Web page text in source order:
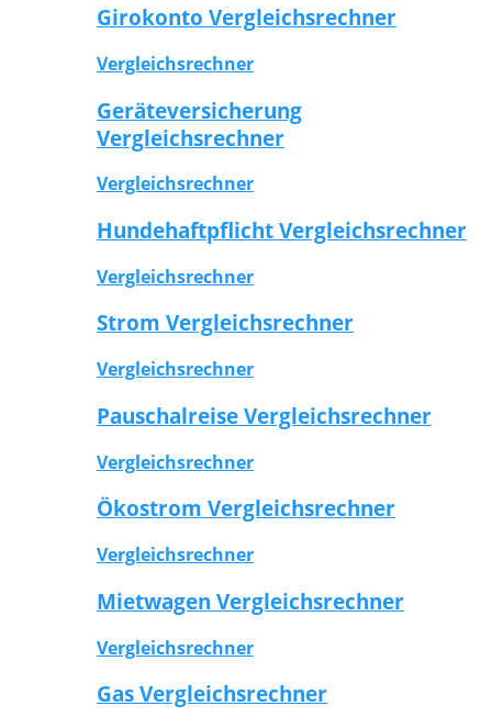
Girokonto Vergleichsrechner
Vergleichsrechner
Geräteversicherung
Vergleichsrechner
Vergleichsrechner
Hundehaftpflicht Vergleichsrechner
Vergleichsrechner
Strom Vergleichsrechner
Vergleichsrechner
Pauschalreise Vergleichsrechner
Vergleichsrechner
Ökostrom Vergleichsrechner
Vergleichsrechner
Mietwagen Vergleichsrechner
Vergleichsrechner
Gas Vergleichsrechner